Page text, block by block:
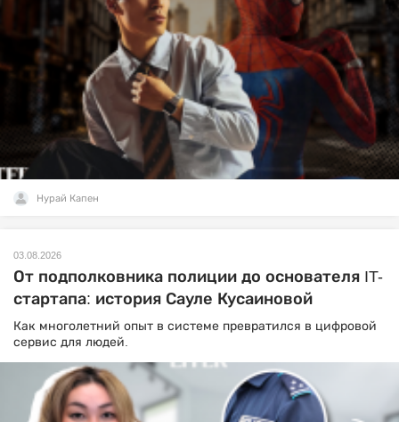
Нурай Капен
03.08.2026
От подполковника полиции до основателя IT-
стартапа: история Сауле Кусаиновой
Как многолетний опыт в системе превратился в цифровой
сервис для людей.